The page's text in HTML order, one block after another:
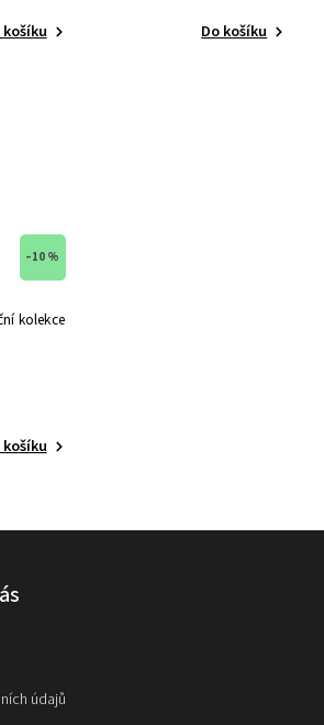
košíku
Do košíku
–10 %
kolekce
košíku
údajů